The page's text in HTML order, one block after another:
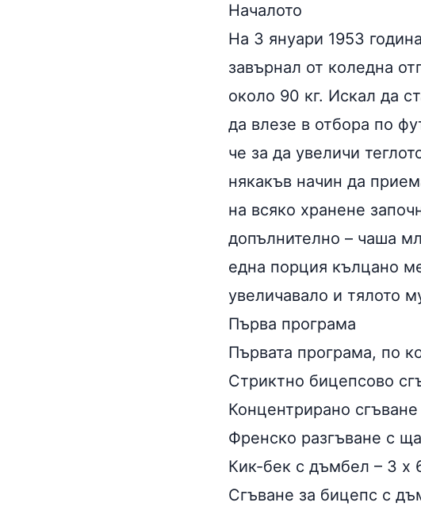
Началото
На 3 януари 1953
завърнал от коледна
около 90 кг. Искал да
да влезе в отбора по
че за да увеличи
някакъв начин да
на всяко хранене
допълнително – чаша
една порция кълцано
увеличавало и тялото
Първа програма
Първата програма, по
Стриктно бицепсово
Концентрирано
Френско разгъване с
Кик-бек с дъмбел – 3 х
Сгъване за бицепс с